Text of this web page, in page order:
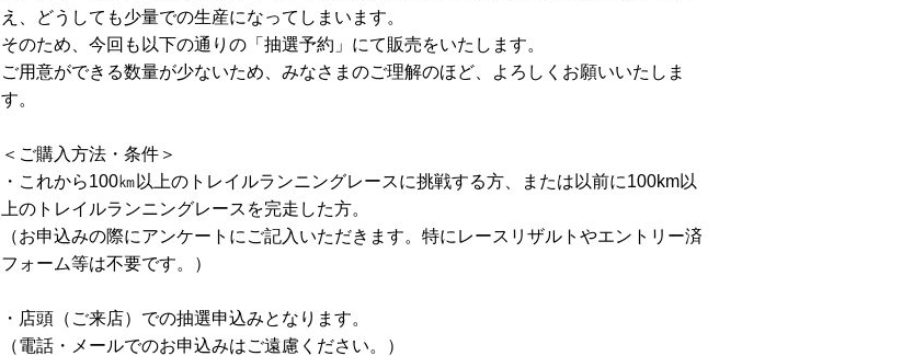
え、どうしても少量での生産になってしまいます。
そのため、今回も以下の通りの「抽選予約」にて販売をいたします。
ご用意ができる数量が少ないため、みなさまのご理解のほど、よろしくお願いいたしま
す。
＜ご購入方法・条件＞
・これから100㎞以上のトレイルランニングレースに挑戦する方、または以前に100km以
上のトレイルランニングレースを完走した方。
（お申込みの際にアンケートにご記入いただきます。特にレースリザルトやエントリー済
フォーム等は不要です。）
・店頭（ご来店）での抽選申込みとなります。
（電話・メールでのお申込みはご遠慮ください。）